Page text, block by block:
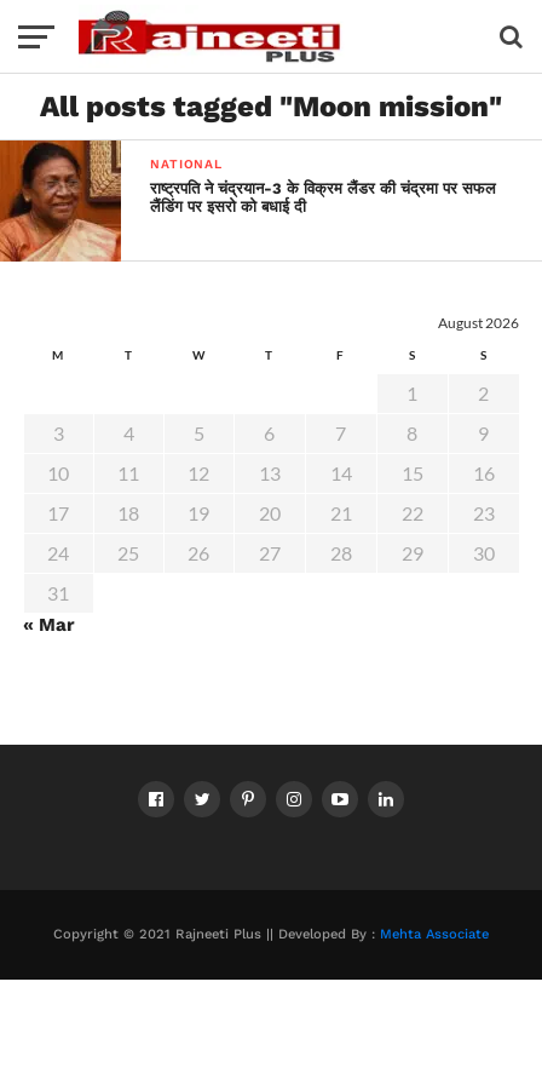
All posts tagged "Moon mission"
NATIONAL
राष्ट्रपति ने चंद्रयान-3 के विक्रम लैंडर की चंद्रमा पर सफल
लैंडिंग पर इसरो को बधाई दी
August 2026
M T W T F S S
1
2
3
4 5 6 7 8
9
10
11 12 13 14 15
16
17
18 19 20 21 22
23
24
25 26 27 28 29
30
31
« Mar
Copyright © 2021 Rajneeti Plus || Developed By : Mehta Associate